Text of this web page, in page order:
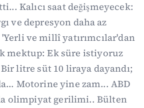
Kalıcı saat değişmeyecek:
ve depresyon daha az
ve millî yatırımcılar'dan
mektup: Ek süre istiyoruz
litre süt 10 liraya dayandı;
Motorine yine zam... ABD
olimpiyat gerilimi.. Bülten